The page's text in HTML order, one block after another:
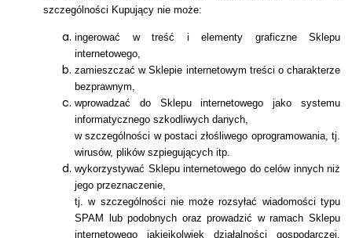
szczególności Kupujący nie może:
ingerować w treść i elementy graficzne Sklepu
internetowego,
zamieszczać w Sklepie internetowym treści o charakterze
bezprawnym,
wprowadzać do Sklepu internetowego jako systemu
informatycznego szkodliwych danych,
w szczególności w postaci złośliwego oprogramowania, tj.
wirusów, plików szpiegujących itp.
wykorzystywać Sklepu internetowego do celów innych niż
jego przeznaczenie,
tj. w szczególności nie może rozsyłać wiadomości typu
SPAM lub podobnych oraz prowadzić w ramach Sklepu
internetowego jakiejkolwiek działalności gospodarczej,